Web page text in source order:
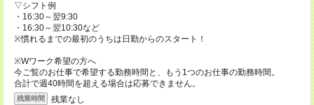
▽シフト例
・16:30～翌9:30
・16:30～翌10:30など
※慣れるまでの最初のうちは日勤からのスタート！
※Wワーク希望の方へ
今ご覧のお仕事で希望する勤務時間と、もう1つのお仕事の勤務時間。
合計で週40時間を超える場合は応募できません。
残業時間 残業なし